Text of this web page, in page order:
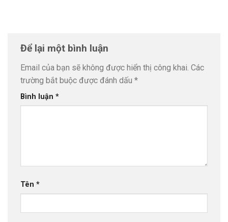
Để lại một bình luận
Email của bạn sẽ không được hiển thị công khai. Các
trường bắt buộc được đánh dấu *
Bình luận *
Tên *